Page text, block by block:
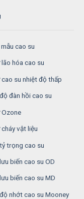
cao su
hóa cao su
cao su nhiệt độ thấp
đàn hồi cao su
Ozone
vật liệu
trọng cao su
biến cao su OD
biến cao su MD
nhớt cao su Mooney